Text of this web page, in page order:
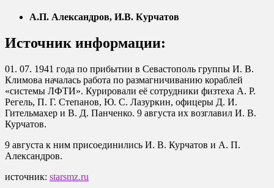
А.П. Александров, И.В. Курчатов
Источник информации:
01. 07. 1941 года по прибытии в Севастополь группы И. В.
Климова началась работа по размагничиванию кораблей
«системы ЛФТИ». Курировали её сотрудники физтеха А. Р.
Регель, П. Г. Степанов, Ю. С. Лазуркин, офицеры Д. И.
Гительмахер и В. Д. Панченко. 9 августа их возглавил И. В.
Курчатов.
9 августа к ним присоединились И. В. Курчатов и А. П.
Александров.
источник: starsmz.ru